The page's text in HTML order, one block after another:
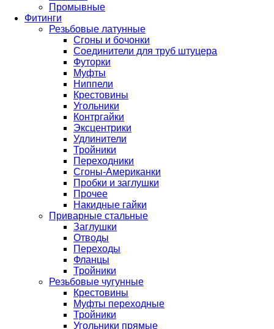
Промывные
Фитинги
Резьбовые латунные
Сгоны и бочонки
Соединители для труб штуцера
Футорки
Муфты
Ниппели
Крестовины
Угольники
Контргайки
Эксцентрики
Удлинители
Тройники
Переходники
Сгоны-Американки
Пробки и заглушки
Прочее
Накидные гайки
Приварные стальные
Заглушки
Отводы
Переходы
Фланцы
Тройники
Резьбовые чугунные
Крестовины
Муфты переходные
Тройники
Угольники прямые